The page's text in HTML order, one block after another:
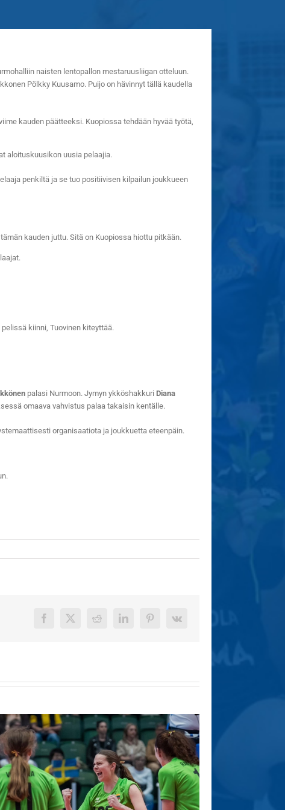
naisten lentopallon mestaruusliigan otteluun.
Pölkky Kuusamo. Puijo on hävinnyt tällä kaudella
kauden päätteeksi. Kuopiossa tehdään hyvää työtä,
aloituskuusikon uusia pelaajia.
penkiltä ja se tuo positiivisen kilpailun joukkueen
kauden juttu. Sitä on Kuopiossa hiottu pitkään.
kiinni, Tuovinen kiteyttää.
palasi Nurmoon. Jymyn ykköshakkuri Diana
omaava vahvistus palaa takaisin kentälle.
organisaatiota ja joukkuetta eteenpäin.
Facebook
X Reddit LinkedInPinterest
Vk